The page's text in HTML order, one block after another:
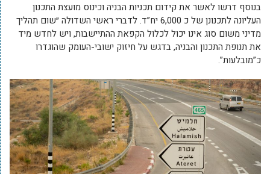
בנוסף דרשו לאשר את קידום תכניות הבניה וכינוס מועצת התכנון
העליונה לתכנונן של כ 6,000 יח”ד. לדברי ראשי השדולה ״שום תהליך
מדיני משום סוג אינו יכול לכלול הקפאת ההתיישבות, ויש לחדש מיד
את תנופת התכנון והבניה, בדגש על חיזוק ישובי-העומק שהוגדרו
כ”מובלעות”.